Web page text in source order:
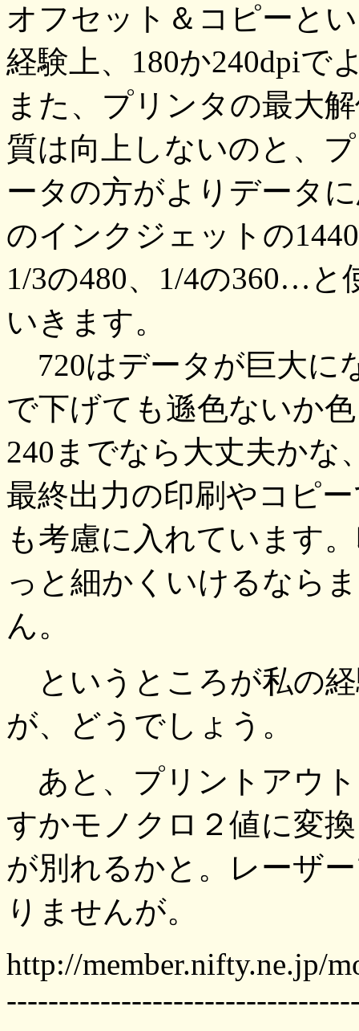
オフセット＆コピーと
経験上、180か240dpiで
また、プリンタの最大
質は向上しないのと、
ータの方がよりデータ
のインクジェットの
1/3の480、1/4の360…
いきます。
720はデータが巨大に
で下げても遜色ないか
240までなら大丈夫かな
最終出力の印刷やコピ
も考慮に入れています
っと細かくいけるなら
ん。
というところが私の
が、どうでしょう。
あと、プリントアウ
すかモノクロ２値に変
が別れるかと。レーザ
りませんが。
http://member.nifty.ne.jp/